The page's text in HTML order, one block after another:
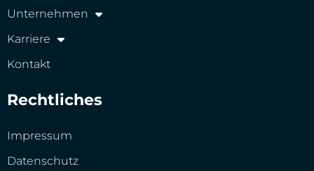
Unternehmen
Karriere
Kontakt
Rechtliches
Impressum
Datenschutz